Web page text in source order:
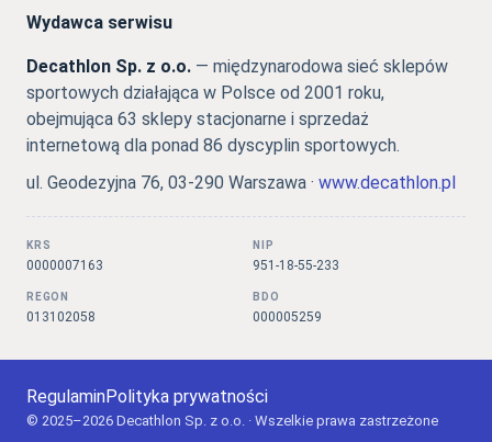
Wydawca serwisu
Decathlon Sp. z o.o. — międzynarodowa sieć sklepów
sportowych działająca w Polsce od 2001 roku,
obejmująca 63 sklepy stacjonarne i sprzedaż
internetową dla ponad 86 dyscyplin sportowych.
ul. Geodezyjna 76, 03-290 Warszawa · www.decathlon.pl
KRS
0000007163
NIP
951-18-55-233
REGON
013102058
BDO
000005259
RegulaminPolityka prywatności
© 2025–2026 Decathlon Sp. z o.o. · Wszelkie prawa zastrzeżone